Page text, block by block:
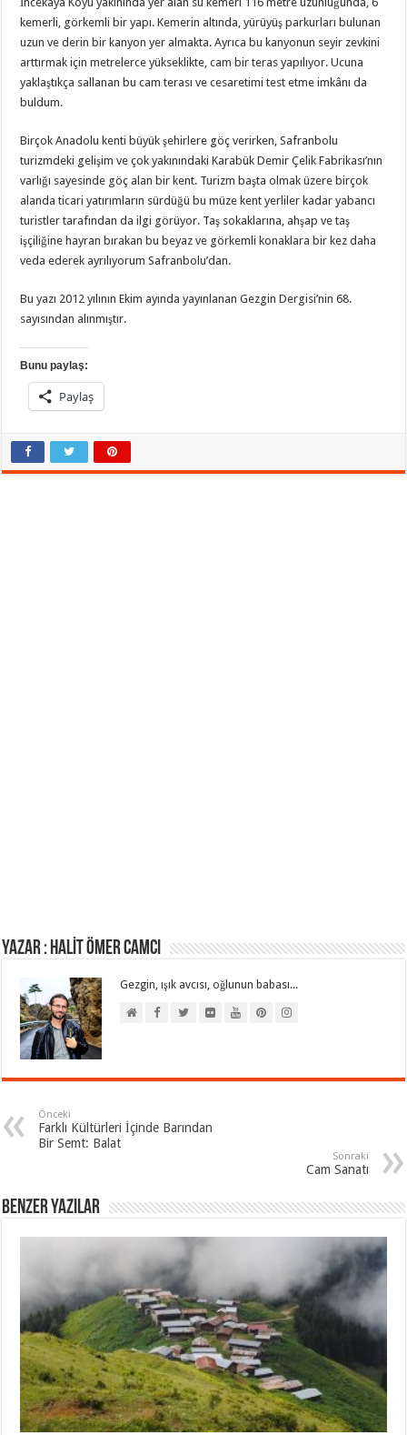
kemerli, görkemli bir yapı. Kemerin altında, yürüyüş parkurları bulunan
uzun ve derin bir kanyon yer almakta. Ayrıca bu kanyonun seyir zevkini
arttırmak için metrelerce yükseklikte, cam bir teras yapılıyor. Ucuna
yaklaştıkça sallanan bu cam terası ve cesaretimi test etme imkânı da
buldum.
Birçok Anadolu kenti büyük şehirlere göç verirken, Safranbolu
turizmdeki gelişim ve çok yakınındaki Karabük Demir Çelik Fabrikası’nın
varlığı sayesinde göç alan bir kent. Turizm başta olmak üzere birçok
alanda ticari yatırımların sürdüğü bu müze kent yerliler kadar yabancı
turistler tarafından da ilgi görüyor. Taş sokaklarına, ahşap ve taş
işçiliğine hayran bırakan bu beyaz ve görkemli konaklara bir kez daha
veda ederek ayrılıyorum Safranbolu’dan.
Bu yazı 2012 yılının Ekim ayında yayınlanan Gezgin Dergisi’nin 68.
sayısından alınmıştır.
Bunu paylaş:
Paylaş
Yazar : HALİT ÖMER CAMCI
Gezgin, ışık avcısı, oğlunun babası...
Önceki
Farklı Kültürleri İçinde Barından
Bir Semt: Balat
Sonraki
Cam Sanatı
Benzer Yazılar